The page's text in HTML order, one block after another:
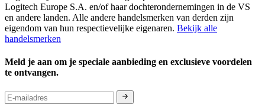
Logitech Europe S.A. en/of haar dochterondernemingen in de VS
en andere landen. Alle andere handelsmerken van derden zijn
eigendom van hun respectievelijke eigenaren. Bekijk alle
handelsmerken
Meld je aan om je speciale aanbieding en exclusieve voordelen
te ontvangen.